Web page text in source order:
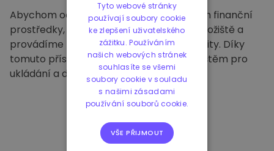
Abychom ochránili naše zákazníky a jejich finanční
prostředky, nabízíme bezpečné offline úložiště a
provádíme pravidelné bezpečnostní audity. Díky
tomuto přístupu je naše platforma útočištěm pro
ukládání a dalších kryptoměn.
Tyto webové stránky
používají soubory cookie
ke zlepšení uživatelského
zážitku. Používáním
našich webových stránek
souhlasíte se všemi
soubory cookie v souladu
s našimi zásadami
používání souborů cookie.
VŠE PŘIJMOUT